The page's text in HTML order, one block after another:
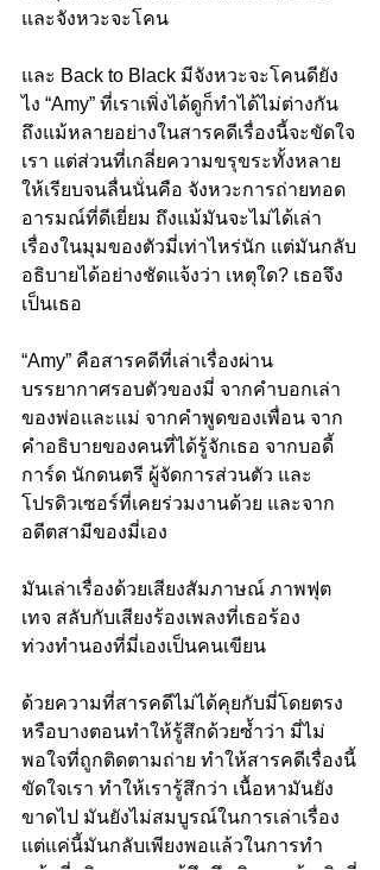
และจังหวะจะโคน
และ Back to Black มีจังหวะจะโคนดียัง
ไง “Amy” ที่เราเพิ่งได้ดูก็ทำได้ไม่ต่างกัน
ถึงแม้หลายอย่างในสารคดีเรื่องนี้จะขัดใจ
เรา แต่ส่วนที่เกลี่ยความขรุขระทั้งหลาย
ให้เรียบจนลื่นนั่นคือ จังหวะการถ่ายทอด
อารมณ์ที่ดีเยี่ยม ถึงแม้มันจะไม่ได้เล่า
เรื่องในมุมของตัวมี่เท่าไหร่นัก แต่มันกลับ
อธิบายได้อย่างชัดแจ้งว่า เหตุใด? เธอจึง
เป็นเธอ
“Amy” คือสารคดีที่เล่าเรื่องผ่าน
บรรยากาศรอบตัวของมี่ จากคำบอกเล่า
ของพ่อและแม่ จากคำพูดของเพื่อน จาก
คำอธิบายของคนที่ได้รู้จักเธอ จากบอดี้
การ์ด นักดนตรี ผู้จัดการส่วนตัว และ
โปรดิวเซอร์ที่เคยร่วมงานด้วย และจาก
อดีตสามีของมี่เอง
มันเล่าเรื่องด้วยเสียงสัมภาษณ์ ภาพฟุต
เทจ สลับกับเสียงร้องเพลงที่เธอร้อง
ท่วงทำนองที่มี่เองเป็นคนเขียน
ด้วยความที่สารคดีไม่ได้คุยกับมี่โดยตรง
หรือบางตอนทำให้รู้สึกด้วยซ้ำว่า มี่ไม่
พอใจที่ถูกติดตามถ่าย ทำให้สารคดีเรื่องนี้
ขัดใจเรา ทำให้เรารู้สึกว่า เนื้อหามันยัง
ขาดไป มันยังไม่สมบูรณ์ในการเล่าเรื่อง
แต่แค่นี้มันกลับเพียงพอแล้วในการทำ